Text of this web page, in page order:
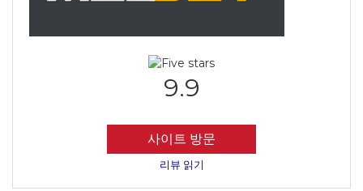
9.9
사이트 방문
리뷰 읽기